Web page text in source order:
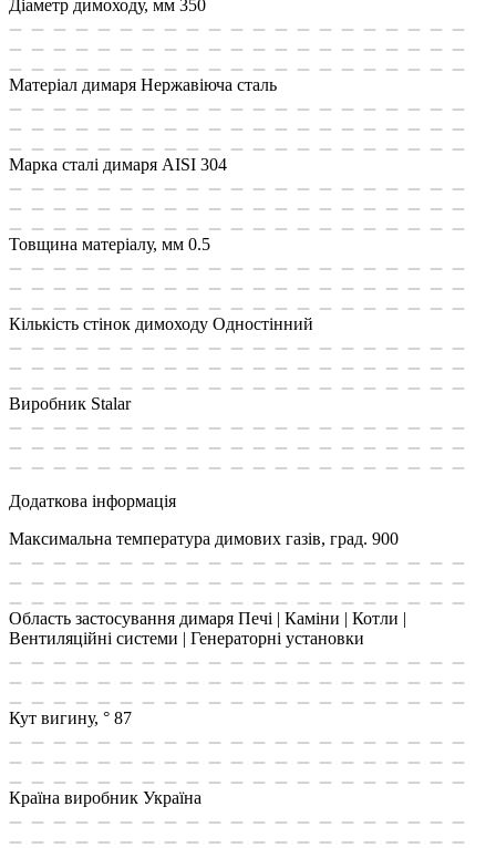
Діаметр димоходу, мм 350
Матеріал димаря Нержавіюча сталь
Марка сталі димаря AISI 304
Товщина матеріалу, мм 0.5
Кількість стінок димоходу Одностінний
Виробник Stalar
Додаткова інформація
Максимальна температура димових газів, град. 900
Область застосування димаря Печі | Каміни | Котли |
Вентиляційні системи | Генераторні установки
Кут вигину, ° 87
Країна виробник Україна